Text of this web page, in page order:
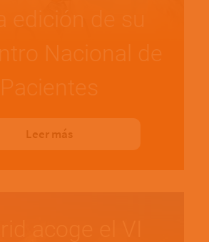
edición de su
Nacional de
Pacientes
Leer más